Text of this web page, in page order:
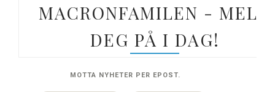
MACRONFAMILEN - MELD
DEG PÅ I DAG!
MOTTA NYHETER PER EPOST.